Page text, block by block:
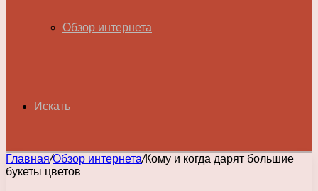
Обзор интернета
Искать
Главная/Обзор интернета/Кому и когда дарят большие
букеты цветов